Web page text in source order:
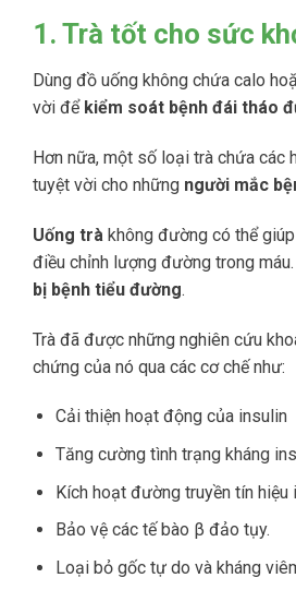
1. Trà tốt cho sức
Dùng đồ uống không chứa calo
vời để kiểm soát bệnh đái tháo
Hơn nữa, một số loại trà chứa các
tuyệt vời cho những người mắc
Uống trà không đường có thể
điều chỉnh lượng đường trong
bị bệnh tiểu đường.
Trà đã được những nghiên cứu
chứng của nó qua các cơ chế như:
Cải thiện hoạt động của insulin
Tăng cường tình trạng kháng
Kích hoạt đường truyền tín hiệu
Bảo vệ các tế bào β đảo tụy.
Loại bỏ gốc tự do và kháng